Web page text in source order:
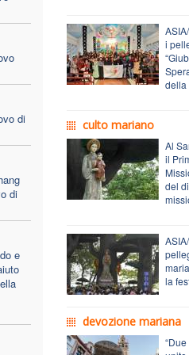
di
di
e
i
della
culto mariano
Al
il
del
la
devozione mariana